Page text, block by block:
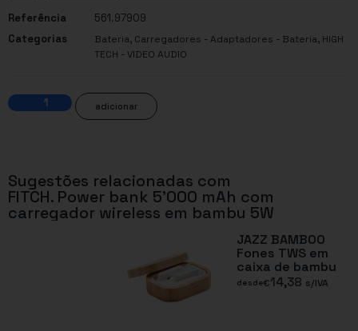
Referência
561.97909
Categorias
Bateria, Carregadores - Adaptadores - Bateria, HIGH
TECH - VIDEO AUDIO
adicionar
Sugestões relacionadas com
FITCH. Power bank 5’000 mAh com
carregador wireless em bambu 5W
JAZZ BAMBOO
Fones TWS em
caixa de bambu
desde€14,38 s/IVA